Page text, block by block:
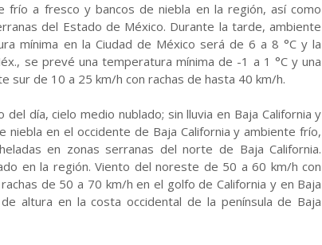
frío a fresco y bancos de niebla en la región, así como
del Estado de México. Durante la tarde, ambiente
mínima en la Ciudad de México será de 6 a 8 °C y la
se prevé una temperatura mínima de -1 a 1 °C y una
sur de 10 a 25 km/h con rachas de hasta 40 km/h.
del día, cielo medio nublado; sin lluvia en Baja California y
niebla en el occidente de Baja California y ambiente frío,
en zonas serranas del norte de Baja California.
en la región. Viento del noreste de 50 a 60 km/h con
de 50 a 70 km/h en el golfo de California y en Baja
altura en la costa occidental de la península de Baja